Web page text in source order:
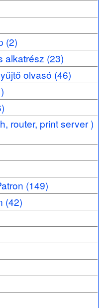
(2)
alkatrész (23)
olvasó (46)
router, print server )
(149)
(42)